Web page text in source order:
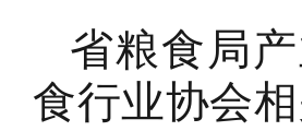
省粮食局
食行业协会